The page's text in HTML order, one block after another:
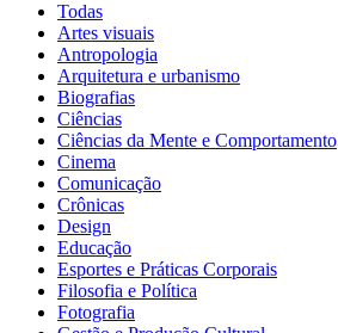
Todas
Artes visuais
Antropologia
Arquitetura e urbanismo
Biografias
Ciências
Ciências da Mente e Comportamento
Cinema
Comunicação
Crônicas
Design
Educação
Esportes e Práticas Corporais
Filosofia e Política
Fotografia